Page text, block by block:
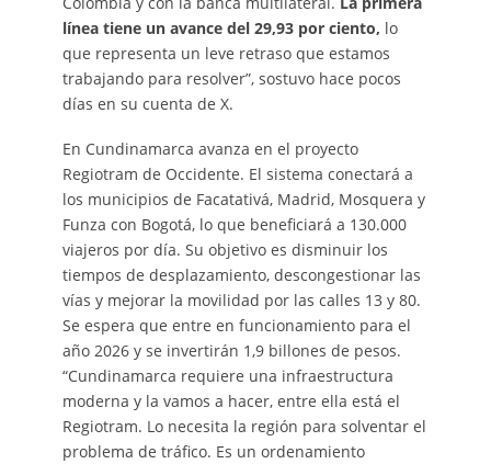
línea tiene un avance del 29,93 por ciento, lo
que representa un leve retraso que estamos
trabajando para resolver”, sostuvo hace pocos
días en su cuenta de X.
En Cundinamarca avanza en el proyecto
Regiotram de Occidente. El sistema conectará a
los municipios de Facatativá, Madrid, Mosquera y
Funza con Bogotá, lo que beneficiará a 130.000
viajeros por día. Su objetivo es disminuir los
tiempos de desplazamiento, descongestionar las
vías y mejorar la movilidad por las calles 13 y 80.
Se espera que entre en funcionamiento para el
año 2026 y se invertirán 1,9 billones de pesos.
“Cundinamarca requiere una infraestructura
moderna y la vamos a hacer, entre ella está el
Regiotram. Lo necesita la región para solventar el
problema de tráfico. Es un ordenamiento